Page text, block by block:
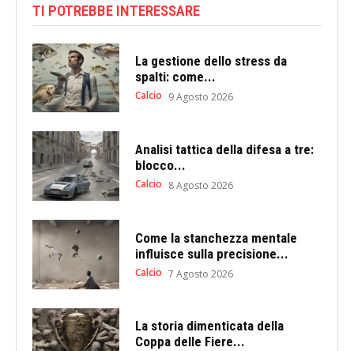
TI POTREBBE INTERESSARE
La gestione dello stress da
spalti: come...
Calcio 9 Agosto 2026
Analisi tattica della difesa a tre:
blocco...
Calcio 8 Agosto 2026
Come la stanchezza mentale
influisce sulla precisione...
Calcio 7 Agosto 2026
La storia dimenticata della
Coppa delle Fiere...